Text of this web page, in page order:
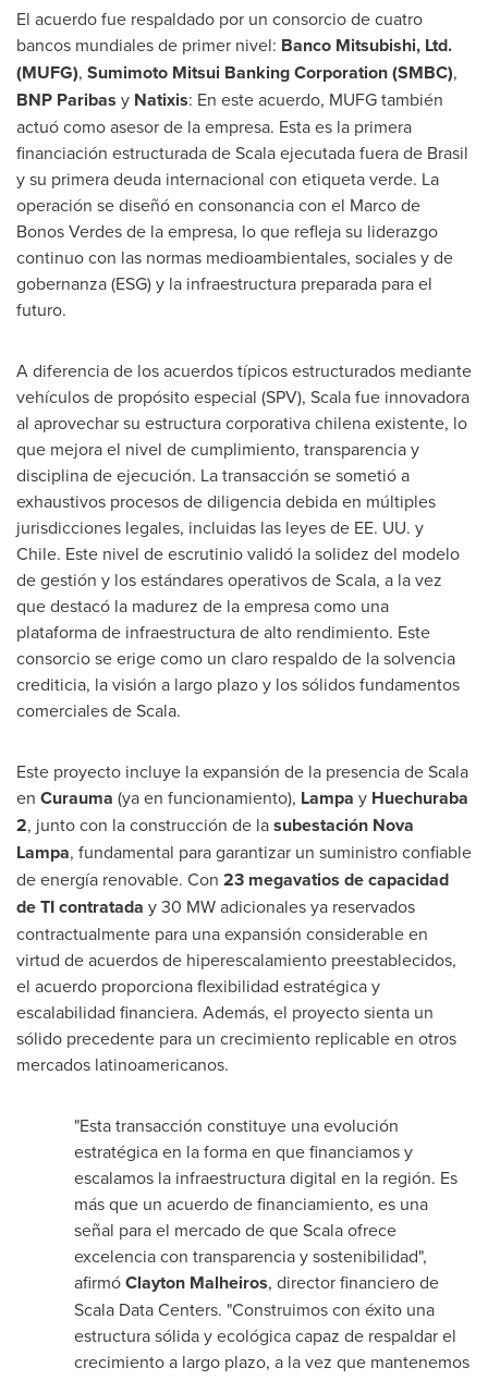
El acuerdo fue respaldado por un consorcio de cuatro
bancos mundiales de primer nivel: Banco Mitsubishi, Ltd.
(MUFG), Sumimoto Mitsui Banking Corporation (SMBC),
BNP Paribas y Natixis: En este acuerdo, MUFG también
actuó como asesor de la empresa. Esta es la primera
financiación estructurada de Scala ejecutada fuera de Brasil
y su primera deuda internacional con etiqueta verde. La
operación se diseñó en consonancia con el Marco de
Bonos Verdes de laempresa, lo que refleja su liderazgo
continuo con las normas medioambientales, sociales y de
gobernanza (ESG) y la infraestructura preparada para el
futuro.
A diferencia de los acuerdos típicos estructurados mediante
vehículos de propósito especial (SPV), Scala fue innovadora
al aprovechar su estructura corporativa chilena existente, lo
que mejora el nivel de cumplimiento, transparencia y
disciplina de ejecución. La transacción se sometió a
exhaustivos procesos de diligencia debida en múltiples
jurisdicciones legales, incluidas las leyes de EE. UU. y
Chile. Este nivel de escrutinio validó la solidez del modelo
de gestión y los estándares operativos de Scala, a la vez
que destacó la madurez de la empresa como una
plataforma de infraestructura de alto rendimiento. Este
consorcio se erige como un claro respaldo de la solvencia
crediticia, la visión a largo plazo y los sólidos fundamentos
comerciales de Scala.
Este proyecto incluye la expansión de la presencia de Scala
en Curauma (ya en funcionamiento), Lampa y Huechuraba
2, junto con la construcción de lasubestación Nova
Lampa, fundamental para garantizar un suministro confiable
de energía renovable. Con 23 megavatios de capacidad
de TI contratada y 30 MW adicionales ya reservados
contractualmente para una expansión considerable en
virtud de acuerdos de hiperescalamiento preestablecidos,
el acuerdo proporciona flexibilidad estratégica y
escalabilidad financiera. Además, el proyecto sienta un
sólido precedente para un crecimiento replicable en otros
mercados latinoamericanos.
"Esta transacción constituye una evolución
estratégica en la forma en que financiamos y
escalamos la infraestructura digital en la región. Es
más que un acuerdo de financiamiento, es una
señal para el mercado de que Scala ofrece
excelencia con transparencia y sostenibilidad",
afirmóClayton Malheiros, director financiero de
Scala Data Centers. "Construimos con éxito una
estructura sólida y ecológica capaz de respaldar el
crecimiento a largo plazo, a la vez que mantenemos